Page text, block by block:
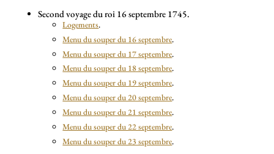
Second voyage du roi 16 septembre 1745.
Logements.
Menu du souper du 16 septembre.
Menu du souper du 17 septembre.
Menu du souper du 18 septembre.
Menu du souper du 19 septembre.
Menu du souper du 20 septembre.
Menu du souper du 21 septembre.
Menu du souper du 22 septembre.
Menu du souper du 23 septembre.